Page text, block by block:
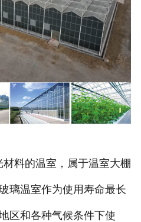
料的温室，属于温室大棚
璃温室作为使用寿命最长
区和各种气候条件下使